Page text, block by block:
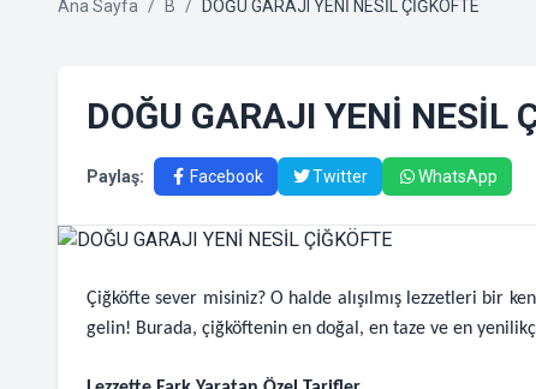
Ana Sayfa / B / DOĞU GARAJI YENİ NESİL ÇİĞKÖFTE
DOĞU GARAJI YENİ NESİL
Paylaş: Facebook Twitter WhatsApp
Çiğköfte sever misiniz? O halde alışılmış lezzetleri bir
gelin! Burada, çiğköftenin en doğal, en taze ve en